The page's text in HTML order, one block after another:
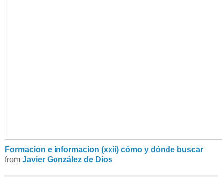
Formacion e informacion (xxii) cómo y dónde buscar
from Javier González de Dios